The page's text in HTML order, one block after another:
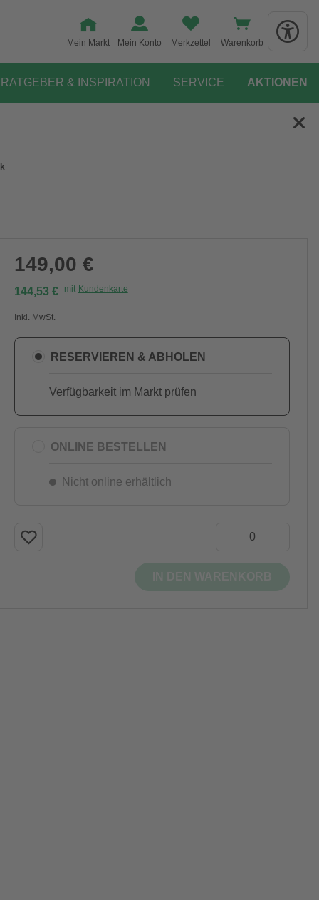
Mein Markt Mein Konto Merkzettel Warenkorb
RATGEBER & INSPIRATION SERVICE AKTIONEN
149,00 €
144,53 € mit Kundenkarte
Inkl. MwSt.
RESERVIEREN & ABHOLEN
Verfügbarkeit im Markt prüfen
ONLINE BESTELLEN
Nicht online erhältlich